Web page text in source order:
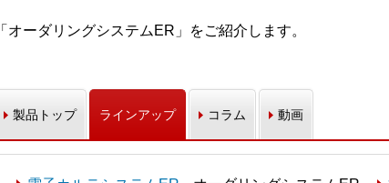
「オーダリングシステムER」をご紹介します。
製品トップ ラインアップ コラム 動画